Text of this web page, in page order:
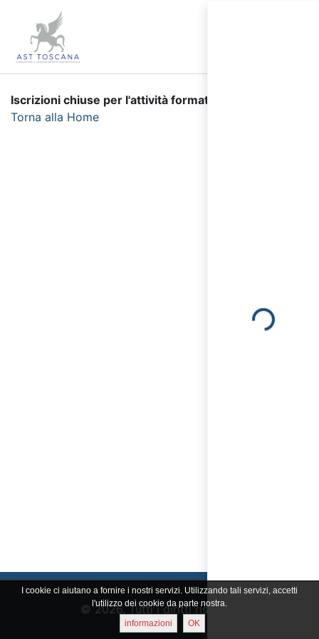
Iscrizioni chiuse per l'attività formativa selezionata.
Torna alla Home
Loading...
© 2026. Tutti i diritti riservati
I cookie ci aiutano a fornire i nostri servizi. Utilizzando tali servizi, accetti
l'utilizzo dei cookie da parte nostra.
informazioni
OK